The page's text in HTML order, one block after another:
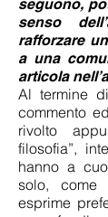
seguono,
senso
rafforzare
a una
articola
Al termine
commento
rivolto
filosofia”,
hanno a
solo,
esprime